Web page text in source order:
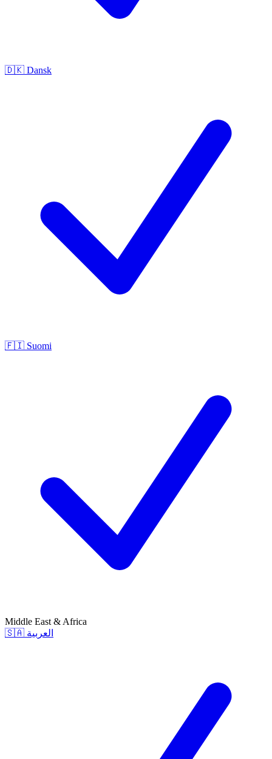
🇩🇰 Dansk
🇫🇮 Suomi
Middle East & Africa
🇸🇦 العربية